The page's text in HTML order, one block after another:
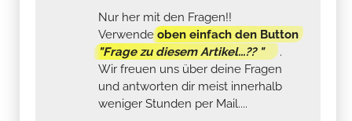
Nur her mit den Fragen!!
Verwendeoben einfach den Button
"Frage zu diesem Artikel...?? "
.
Wir freuen uns über deine Fragen
und antworten dir meist innerhalb
weniger Stunden per Mail....